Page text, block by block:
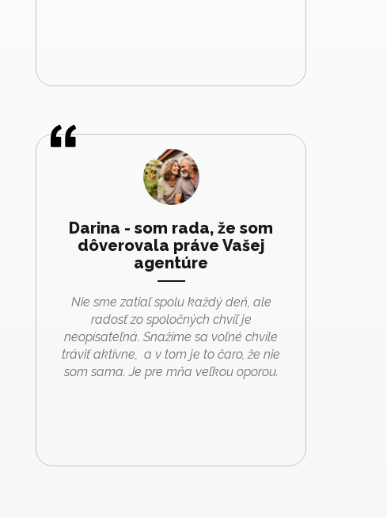
Darina - som rada, že som
dôverovala práve Vašej
agentúre
Nie sme zatiaľ spolu každý deň, ale
radosť zo spoločných chvíľ je
neopísateľná. Snažíme sa voľné chvíle
tráviť aktívne, a v tom je to čaro, že nie
som sama. Je pre mňa veľkou oporou.